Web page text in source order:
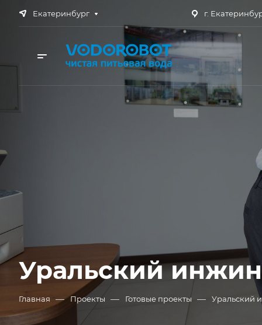
Екатеринбург г.
Уральский
Главная — Проекты — Готовые проекты — Уральский